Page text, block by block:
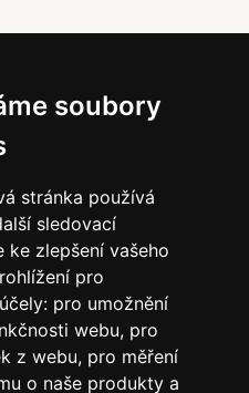
soubory
stránka používá
sledovací
ke zlepšení vašeho
pro
pro umožnění
webu, pro
z webu, pro měření
o naše produkty a
rady max. 1x za týden